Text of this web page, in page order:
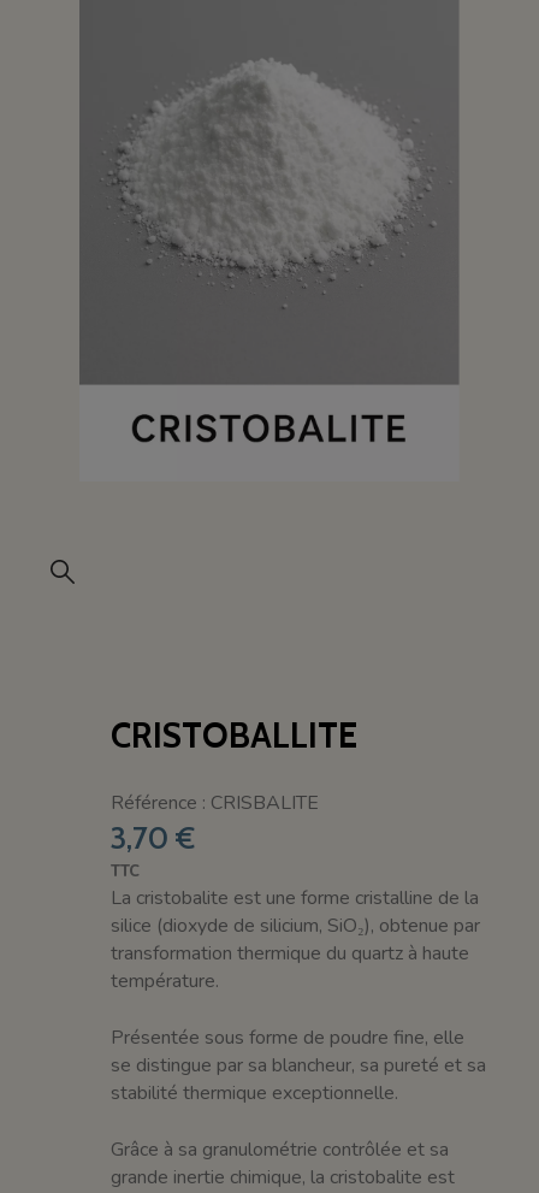
CRISTOBALLITE
Référence : CRISBALITE
3,70 €
TTC
La cristobalite est une forme cristalline de la
silice (dioxyde de silicium, SiO₂), obtenue par
transformation thermique du quartz à haute
température.
Présentée sous forme de poudre fine, elle
se distingue par sa blancheur, sa pureté et sa
stabilité thermique exceptionnelle.
Grâce à sa granulométrie contrôlée et sa
grande inertie chimique, la cristobalite est